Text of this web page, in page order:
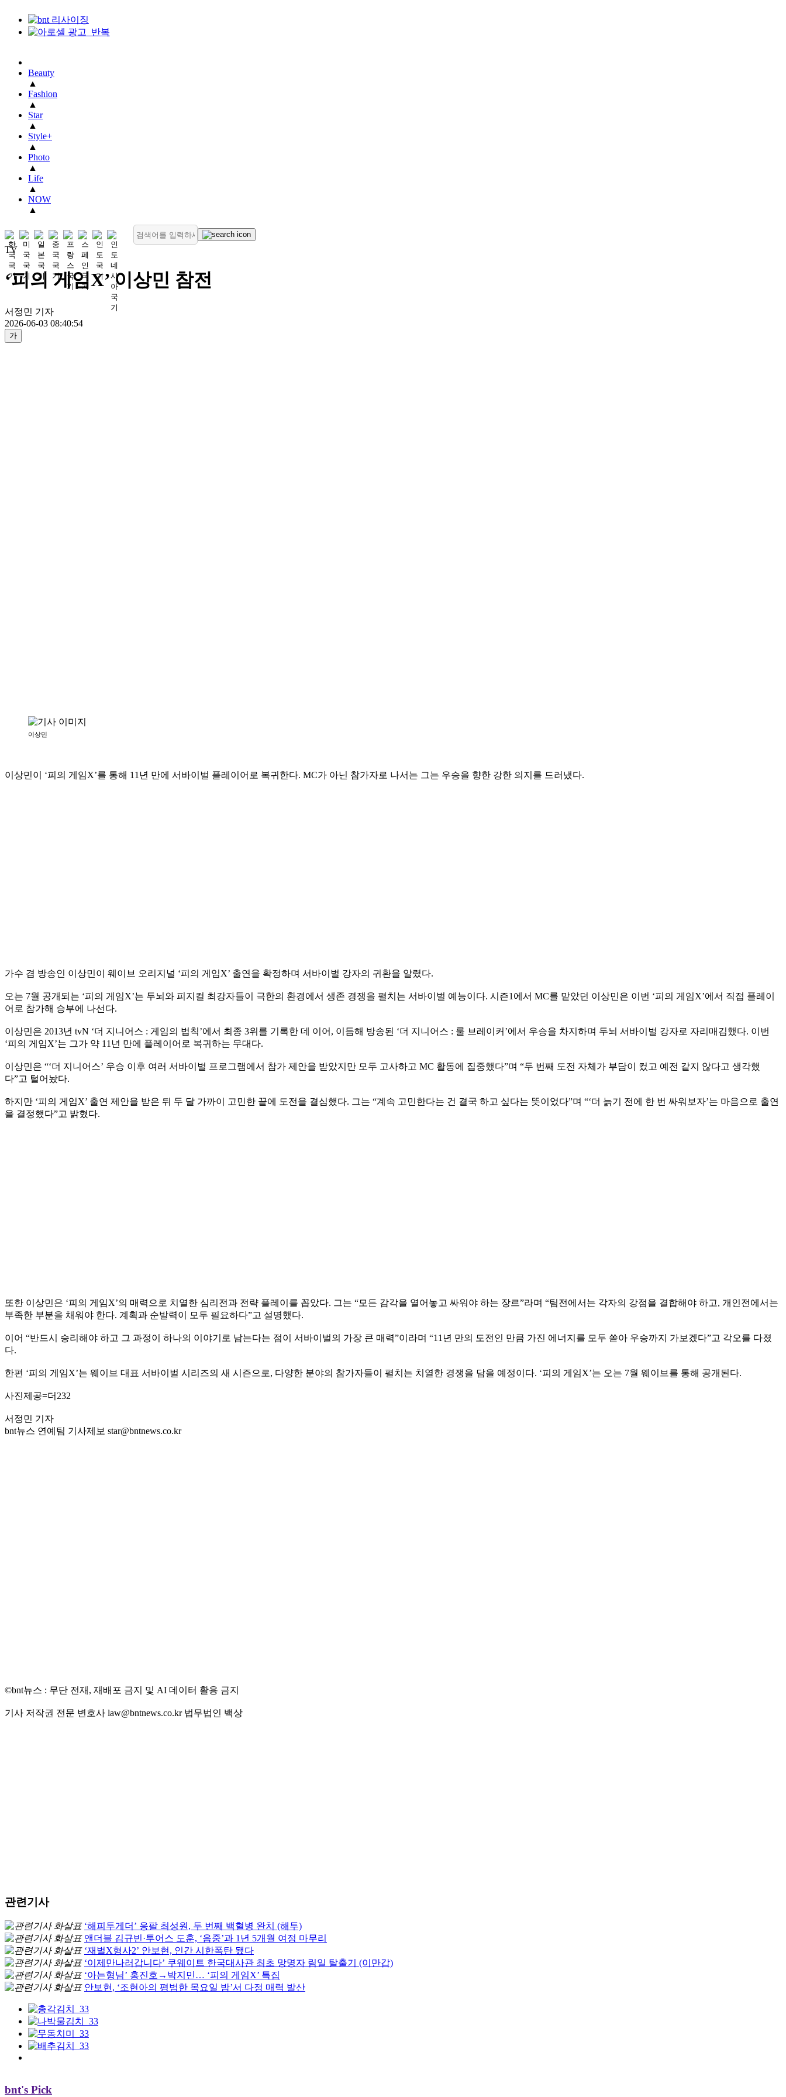
Beauty
▲
Fashion
▲
Star
▲
Style+
▲
Photo
▲
Life
▲
NOW
▲
TV
‘피의 게임X’ 이상민 참전
서정민 기자
2026-06-03 08:40:54
가
이상민
이상민이 ‘피의 게임X’를 통해 11년 만에 서바이벌 플레이어로 복귀한다. MC가 아닌 참가자로 나서는 그는 우승을 향한 강한 의지를 드러냈다.
가수 겸 방송인 이상민이 웨이브 오리지널 ‘피의 게임X’ 출연을 확정하며 서바이벌 강자의 귀환을 알렸다.
오는 7월 공개되는 ‘피의 게임X’는 두뇌와 피지컬 최강자들이 극한의 환경에서 생존 경쟁을 펼치는 서바이벌 예능이다. 시즌1에서 MC를 맡았던 이상민은 이번 ‘피의 게임X’에서 직접 플레이
어로 참가해 승부에 나선다.
이상민은 2013년 tvN ‘더 지니어스 : 게임의 법칙’에서 최종 3위를 기록한 데 이어, 이듬해 방송된 ‘더 지니어스 : 룰 브레이커’에서 우승을 차지하며 두뇌 서바이벌 강자로 자리매김했다. 이번
‘피의 게임X’는 그가 약 11년 만에 플레이어로 복귀하는 무대다.
이상민은 “‘더 지니어스’ 우승 이후 여러 서바이벌 프로그램에서 참가 제안을 받았지만 모두 고사하고 MC 활동에 집중했다”며 “두 번째 도전 자체가 부담이 컸고 예전 같지 않다고 생각했
다”고 털어놨다.
하지만 ‘피의 게임X’ 출연 제안을 받은 뒤 두 달 가까이 고민한 끝에 도전을 결심했다. 그는 “계속 고민한다는 건 결국 하고 싶다는 뜻이었다”며 “‘더 늙기 전에 한 번 싸워보자’는 마음으로 출연
을 결정했다”고 밝혔다.
또한 이상민은 ‘피의 게임X’의 매력으로 치열한 심리전과 전략 플레이를 꼽았다. 그는 “모든 감각을 열어놓고 싸워야 하는 장르”라며 “팀전에서는 각자의 강점을 결합해야 하고, 개인전에서는
부족한 부분을 채워야 한다. 계획과 순발력이 모두 필요하다”고 설명했다.
이어 “반드시 승리해야 하고 그 과정이 하나의 이야기로 남는다는 점이 서바이벌의 가장 큰 매력”이라며 “11년 만의 도전인 만큼 가진 에너지를 모두 쏟아 우승까지 가보겠다”고 각오를 다졌
다.
한편 ‘피의 게임X’는 웨이브 대표 서바이벌 시리즈의 새 시즌으로, 다양한 분야의 참가자들이 펼치는 치열한 경쟁을 담을 예정이다. ‘피의 게임X’는 오는 7월 웨이브를 통해 공개된다.
사진제공=더232
서정민 기자
bnt뉴스 연예팀 기사제보 star@bntnews.co.kr
©bnt뉴스 : 무단 전재, 재배포 금지 및 AI 데이터 활용 금지
기사 저작권 전문 변호사 law@bntnews.co.kr 법무법인 백상
관련기사
‘해피투게더’ 응팔 최성원, 두 번째 백혈병 완치 (해투)
앤더블 김규빈·투어스 도훈, ‘음중’과 1년 5개월 여정 마무리
‘재벌X형사2’ 안보현, 인간 시한폭탄 됐다
‘이제만나러갑니다’ 쿠웨이트 한국대사관 최초 망명자 림일 탈출기 (이만갑)
‘아는형님’ 홍진호→박지민… ‘피의 게임X’ 특집
안보현, ‘조현아의 평범한 목요일 밤’서 다정 매력 발산
bnt's Pick